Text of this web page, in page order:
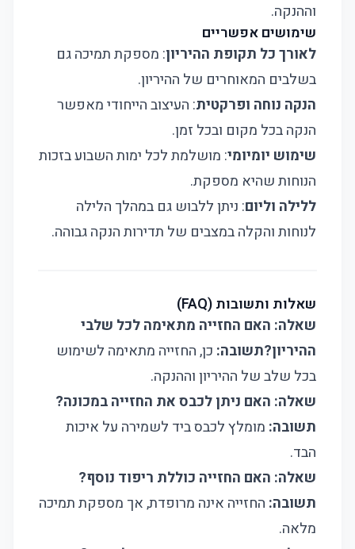
וההנקה.
שימושים אפשריים
לאורך כל תקופת ההיריון: מספקת תמיכה גם
בשלבים המאוחרים של ההיריון.
הנקה נוחה ופרקטית: העיצוב הייחודי מאפשר
הנקה בכל מקום ובכל זמן.
שימוש יומיומי: מושלמת לכל ימות השבוע בזכות
הנוחות שהיא מספקת.
ללילה וליום: ניתן ללבוש גם במהלך הלילה
לנוחות והקלה במצבים של תדירות הנקה גבוהה.
שאלות ותשובות (FAQ)
שאלה: האם החזייה מתאימה לכל שלבי
ההיריון?תשובה: כן, החזייה מתאימה לשימוש
בכל שלב של ההיריון וההנקה.
שאלה: האם ניתן לכבס את החזייה במכונה?
תשובה: מומלץ לכבס ביד לשמירה על איכות
הבד.
שאלה: האם החזייה כוללת ריפוד נוסף?
תשובה: החזייה אינה מרופדת, אך מספקת תמיכה
מלאה.